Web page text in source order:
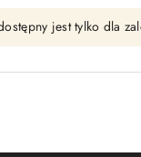
jest tylko dla